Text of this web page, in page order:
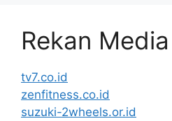
Rekan Media
tv7.co.id
zenfitness.co.id
suzuki-2wheels.or.id